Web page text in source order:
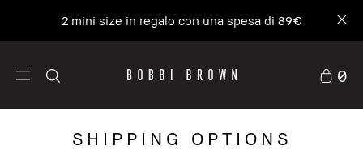
2 mini size in regalo con una spesa di 89€
0
SHIPPING OPTIONS